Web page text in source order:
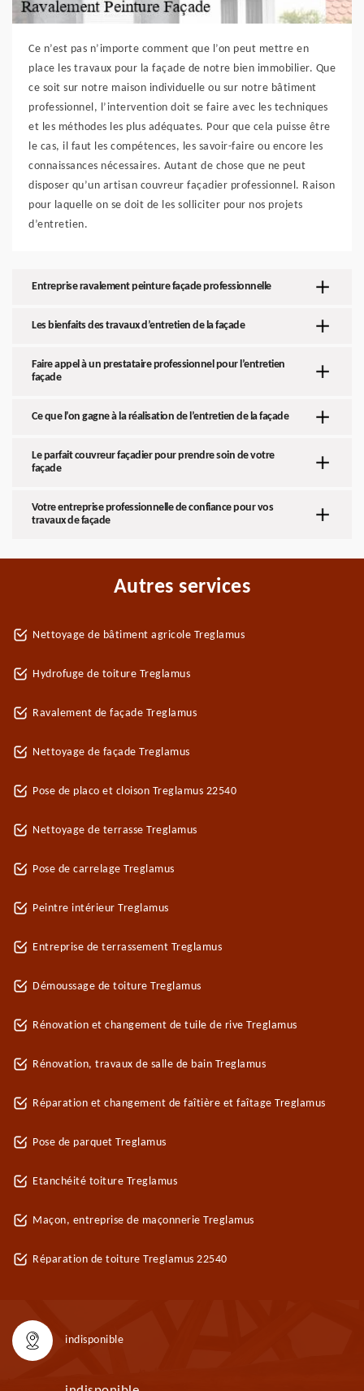
Ce n’est pas n’importe comment que l’on peut mettre en
place les travaux pour la façade de notre bien immobilier. Que
ce soit sur notre maison individuelle ou sur notre bâtiment
professionnel, l’intervention doit se faire avec les techniques
et les méthodes les plus adéquates. Pour que cela puisse être
le cas, il faut les compétences, les savoir-faire ou encore les
connaissances nécessaires. Autant de chose que ne peut
disposer qu’un artisan couvreur façadier professionnel. Raison
pour laquelle on se doit de les solliciter pour nos projets
d’entretien.
Entreprise ravalement peinture façade professionnelle
Les bienfaits des travaux d’entretien de la façade
Faire appel à un prestataire professionnel pour l’entretien
façade
Ce que l’on gagne à la réalisation de l’entretien de la façade
Le parfait couvreur façadier pour prendre soin de votre
façade
Votre entreprise professionnelle de confiance pour vos
travaux de façade
Autres services
Nettoyage de bâtiment agricole Treglamus
Hydrofuge de toiture Treglamus
Ravalement de façade Treglamus
Nettoyage de façade Treglamus
Pose de placo et cloison Treglamus 22540
Nettoyage de terrasse Treglamus
Pose de carrelage Treglamus
Peintre intérieur Treglamus
Entreprise de terrassement Treglamus
Démoussage de toiture Treglamus
Rénovation et changement de tuile de rive Treglamus
Rénovation, travaux de salle de bain Treglamus
Réparation et changement de faîtière et faîtage Treglamus
Pose de parquet Treglamus
Etanchéité toiture Treglamus
Maçon, entreprise de maçonnerie Treglamus
Réparation de toiture Treglamus 22540
indisponible